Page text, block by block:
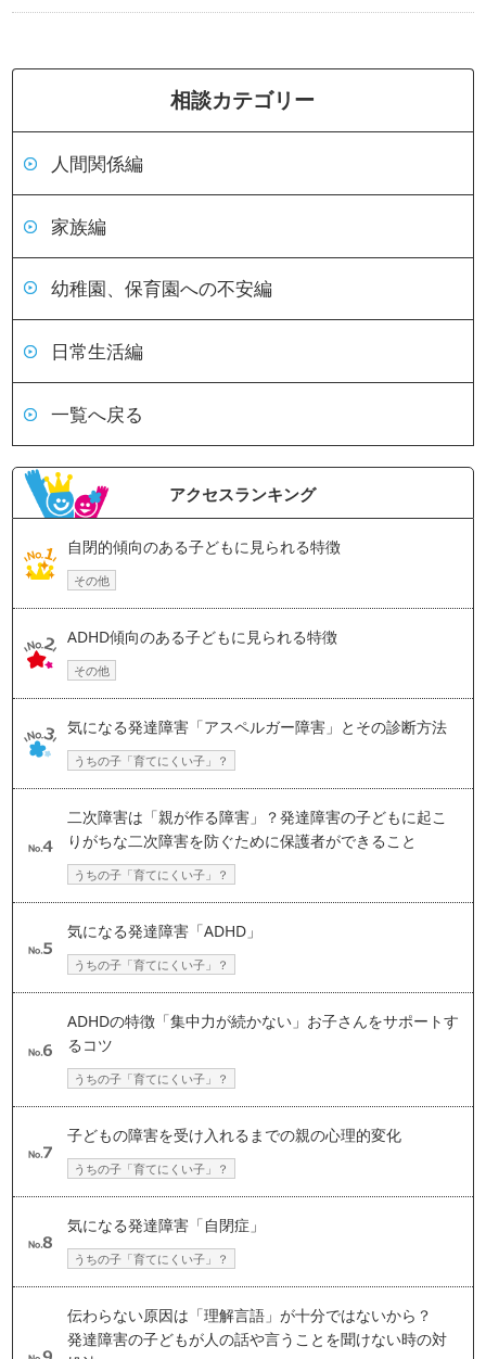
相談カテゴリー
人間関係編
家族編
幼稚園、保育園への不安編
日常生活編
一覧へ戻る
アクセスランキング
自閉的傾向のある子どもに見られる特徴
その他
ADHD傾向のある子どもに見られる特徴
その他
気になる発達障害「アスペルガー障害」とその診断方法
うちの子「育てにくい子」？
二次障害は「親が作る障害」？発達障害の子どもに起こ
りがちな二次障害を防ぐために保護者ができること
うちの子「育てにくい子」？
気になる発達障害「ADHD」
うちの子「育てにくい子」？
ADHDの特徴「集中力が続かない」お子さんをサポートす
るコツ
うちの子「育てにくい子」？
子どもの障害を受け入れるまでの親の心理的変化
うちの子「育てにくい子」？
気になる発達障害「自閉症」
うちの子「育てにくい子」？
伝わらない原因は「理解言語」が十分ではないから？
発達障害の子どもが人の話や言うことを聞けない時の対